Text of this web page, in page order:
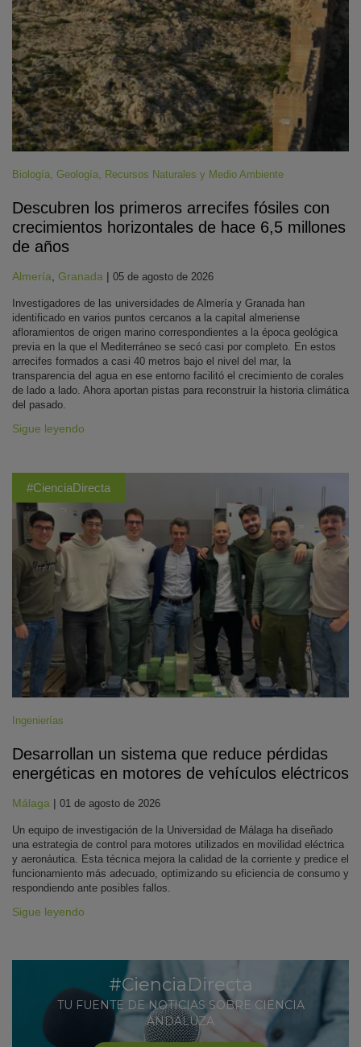
Biología, Geología, Recursos Naturales y Medio Ambiente
Descubren los primeros arrecifes fósiles con
crecimientos horizontales de hace 6,5 millones
de años
Almería Granada | 05 de agosto de 2026
Investigadores de las universidades de Almería y Granada han
identificado en varios puntos cercanos a la capital almeriense
afloramientos de origen marino correspondientes a la época geológica
previa en la que el Mediterráneo se secó casi por completo. En estos
arrecifes formados a casi 40 metros bajo el nivel del mar, la
transparencia del agua en ese entorno facilitó el crecimiento de corales
de lado a lado. Ahora aportan pistas para reconstruir la historia climática
del pasado.
Sigue leyendo
#CienciaDirecta
Ingenierías
Desarrollan un sistema que reduce pérdidas
energéticas en motores de vehículos eléctricos
Málaga | 01 de agosto de 2026
Un equipo de investigación de la Universidad de Málaga ha diseñado
una estrategia de control para motores utilizados en movilidad eléctrica
y aeronáutica. Esta técnica mejora la calidad de la corriente y predice el
funcionamiento más adecuado, optimizando su eficiencia de consumo y
respondiendo ante posibles fallos.
Sigue leyendo
#CienciaDirecta
TU FUENTE DE NOTICIAS SOBRE CIENCIA
ANDALUZA